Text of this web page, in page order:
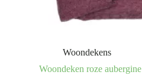
Woondekens
Woondeken roze aubergine